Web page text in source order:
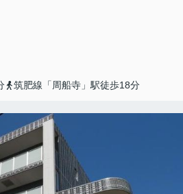
筑肥線「周船寺」駅徒歩18分